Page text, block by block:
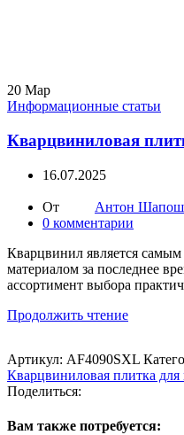
20 Мар
Информационные статьи
Кварцвиниловая
16.07.2025
От
Антон
0 комментарии
Кварцвинил является
материалом за последнее
ассортимент выбора
Продолжить чтение
Артикул: AF4090SXL
Кварцвиниловая плитка для
Поделиться:
Вам также потребуется: